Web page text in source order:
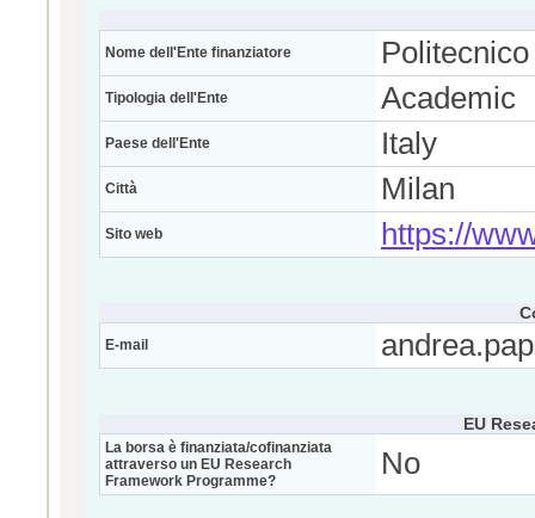
Nome dell'Ente finanziatore
Tipologia dell'Ente Academic
Paese dell'Ente Italy
Città Milan
Sito web https://
E-mail
EU
La borsa è finanziata/cofinanziata
attraverso un EU Research
Framework Programme?
No